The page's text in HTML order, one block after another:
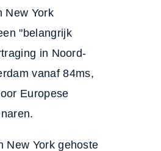
New York
"belangrijk
in Noord-
vanaf 84ms,
Europese
New York gehoste